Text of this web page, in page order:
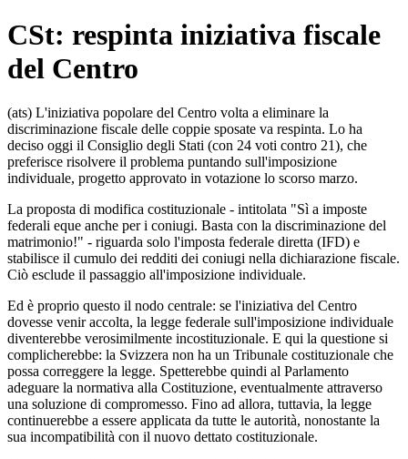
CSt: respinta iniziativa fiscale
del Centro
(ats) L'iniziativa popolare del Centro volta a eliminare la
discriminazione fiscale delle coppie sposate va respinta. Lo ha
deciso oggi il Consiglio degli Stati (con 24 voti contro 21), che
preferisce risolvere il problema puntando sull'imposizione
individuale, progetto approvato in votazione lo scorso marzo.
La proposta di modifica costituzionale - intitolata "Sì a imposte
federali eque anche per i coniugi. Basta con la discriminazione del
matrimonio!" - riguarda solo l'imposta federale diretta (IFD) e
stabilisce il cumulo dei redditi dei coniugi nella dichiarazione fiscale.
Ciò esclude il passaggio all'imposizione individuale.
Ed è proprio questo il nodo centrale: se l'iniziativa del Centro
dovesse venir accolta, la legge federale sull'imposizione individuale
diventerebbe verosimilmente incostituzionale. E qui la questione si
complicherebbe: la Svizzera non ha un Tribunale costituzionale che
possa correggere la legge. Spetterebbe quindi al Parlamento
adeguare la normativa alla Costituzione, eventualmente attraverso
una soluzione di compromesso. Fino ad allora, tuttavia, la legge
continuerebbe a essere applicata da tutte le autorità, nonostante la
sua incompatibilità con il nuovo dettato costituzionale.